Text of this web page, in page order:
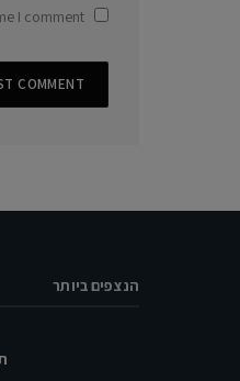
I comment.
הנצפים ביותר